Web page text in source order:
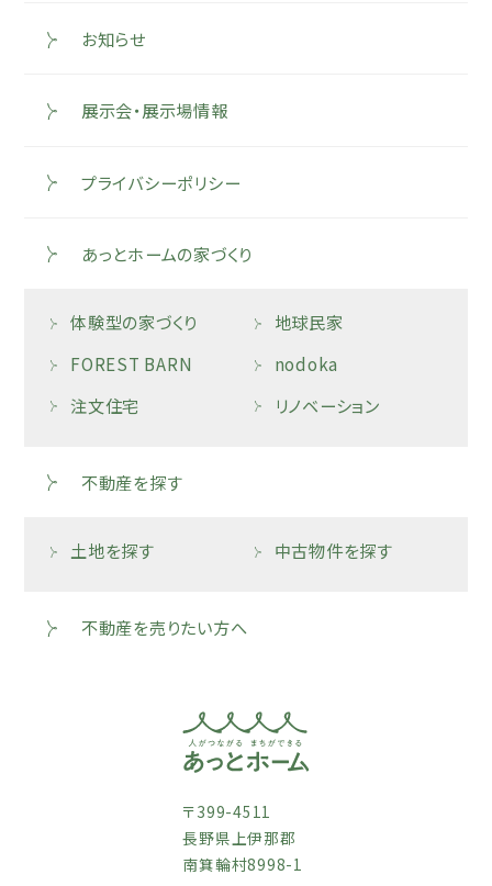
お知らせ
展示会・展示場情報
プライバシーポリシー
あっとホームの家づくり
体験型の家づくり
地球民家
FOREST BARN
nodoka
注文住宅
リノベーション
不動産を探す
土地を探す 中古物件を探す
不動産を売りたい方へ
〒399-4511
長野県上伊那郡
南箕輪村8998-1